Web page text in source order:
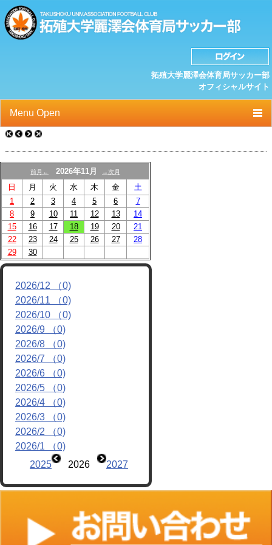
拓殖大学麗澤会体育局サッカー部
オフィシャルサイト
Menu Open
TOP
ニュース
クラブプロフィール
選手/スタッフ一覧
スケジュール
OB紹介/OB会
リンク
前月← 2026年11月 →次月
日 月 火 水 木 金
土
1
2 3 4 5 6
7
8
9 10 11 12 13
14
15
16 17 18 19 20
21
22
23 24 25 26 27
28
29
30
2026/12 （0)
2026/11 （0)
2026/10 （0)
2026/9 （0)
2026/8 （0)
2026/7 （0)
2026/6 （0)
2026/5 （0)
2026/4 （0)
2026/3 （0)
2026/2 （0)
2026/1 （0)
2025
2026 2027